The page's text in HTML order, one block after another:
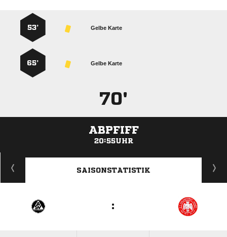
Gelbe Karte
53’
Gelbe Karte
65’
70'
ABPFIFF
20:55UHR
ANZEIGE
SAISONSTATISTIK
: